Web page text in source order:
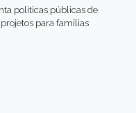
políticas públicas de
para famílias